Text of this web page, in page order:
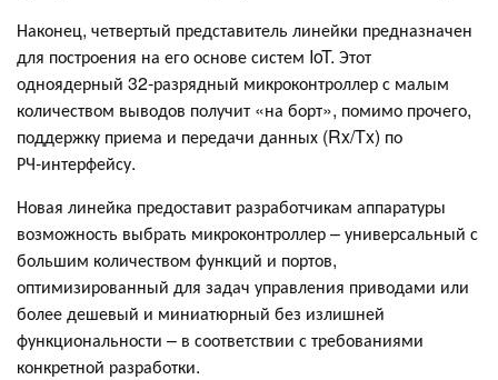
Наконец, четвертый представитель линейки предназначен
для построения на его основе систем IoT. Этот
одноядерный 32‑разрядный микроконтроллер с малым
количеством выводов получит «на борт», помимо прочего,
поддержку приема и передачи данных (Rx/Tx) по
РЧ‑интерфейсу.
Новая линейка предоставит разработчикам аппаратуры
возможность выбрать микроконтроллер – универсальный с
большим количеством функций и портов,
оптимизированный для задач управления приводами или
более дешевый и миниатюрный без излишней
функциональности – в соответствии с требованиями
конкретной разработки.